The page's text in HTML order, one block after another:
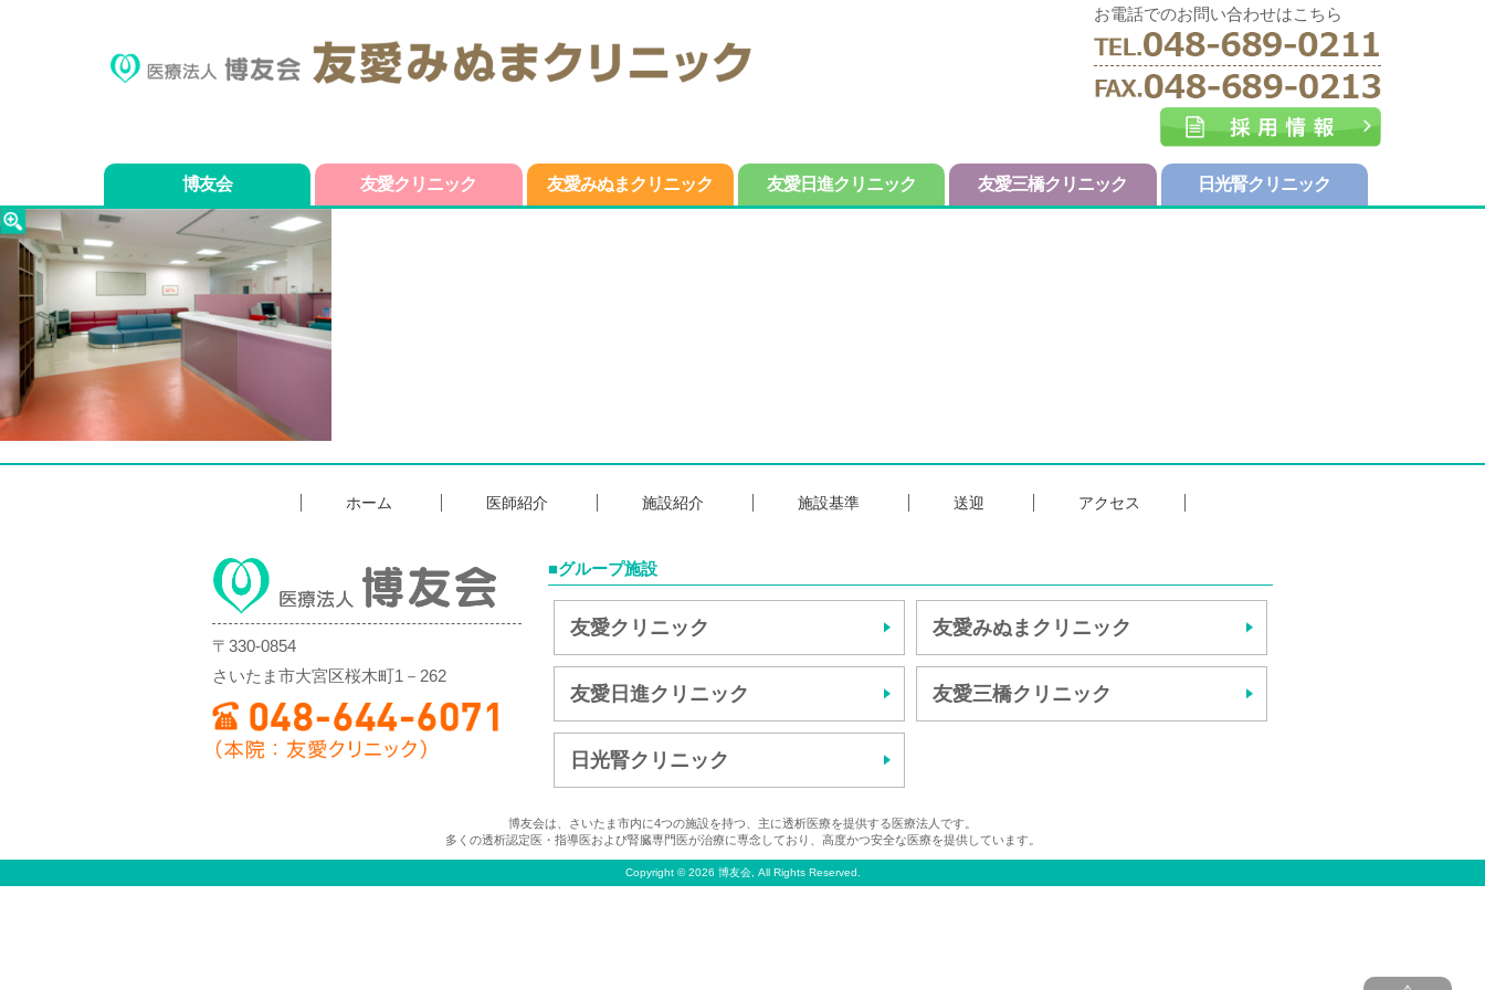
お電話でのお問い合わせはこちら
博友会 友愛クリニック 友愛みぬまクリニック 友愛日進クリニック 友愛三橋クリニック 日光腎クリニック
ホーム 医師紹介 施設紹介 施設基準 送迎 アクセス
〒330-0854
さいたま市大宮区桜木町1－262
■グループ施設
友愛クリニック 友愛みぬまクリニック
友愛日進クリニック 友愛三橋クリニック
日光腎クリニック
博友会は、さいたま市内に4つの施設を持つ、主に透析医療を提供する医療法人です。
多くの透析認定医・指導医および腎臓専門医が治療に専念しており、高度かつ安全な医療を提供しています。
Copyright © 2026 博友会, All Rights Reserved.